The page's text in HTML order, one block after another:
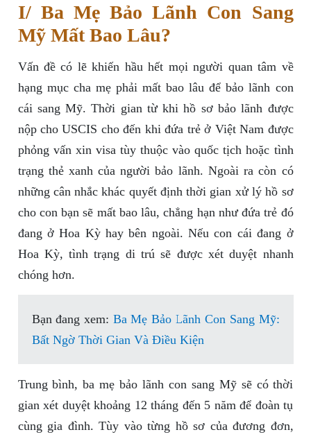
I/ Ba Mẹ Bảo Lãnh Con Sang
Mỹ Mất Bao Lâu?
Vấn đề có lẽ khiến hầu hết mọi người quan tâm về
hạng mục cha mẹ phải mất bao lâu để bảo lãnh con
cái sang Mỹ. Thời gian từ khi hồ sơ bảo lãnh được
nộp cho USCIS cho đến khi đứa trẻ ở Việt Nam được
phỏng vấn xin visa tùy thuộc vào quốc tịch hoặc tình
trạng thẻ xanh của người bảo lãnh. Ngoài ra còn có
những cân nhắc khác quyết định thời gian xử lý hồ sơ
cho con bạn sẽ mất bao lâu, chẳng hạn như đứa trẻ đó
đang ở Hoa Kỳ hay bên ngoài. Nếu con cái đang ở
Hoa Kỳ, tình trạng di trú sẽ được xét duyệt nhanh
chóng hơn.
Bạn đang xem: Ba Mẹ Bảo Lãnh Con Sang Mỹ:
Bất Ngờ Thời Gian Và Điều Kiện
Trung bình, ba mẹ bảo lãnh con sang Mỹ sẽ có thời
gian xét duyệt khoảng 12 tháng đến 5 năm để đoàn tụ
cùng gia đình. Tùy vào từng hồ sơ của đương đơn,